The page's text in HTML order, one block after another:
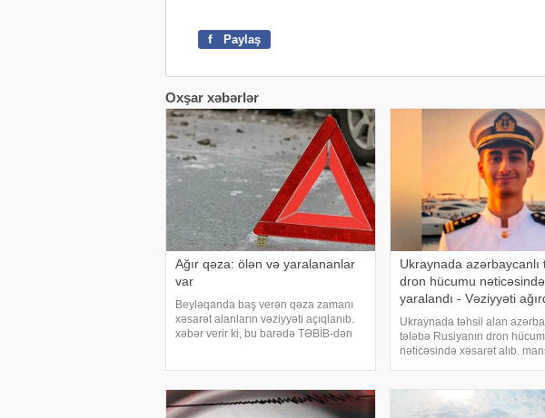
f Paylaş
Oxşar xəbərlər
Ağır qəza: ölən və yaralananlar
var
Beyləqanda baş verən qəza zamanı
xəsarət alanların vəziyyəti açıqlanıb.
xəbər verir ki, bu barədə TƏBİB-dən
Ukraynada azərbaycanlı
dron hücumu nəticəsində
yaralandı - Vəziyyəti
Ukraynada təhsil alan
tələbə Rusiyanın dron
nəticəsində xəsarət alıb.
azərbaycanlı tələbə Əli
Mehdiyev Rusiyanın dro